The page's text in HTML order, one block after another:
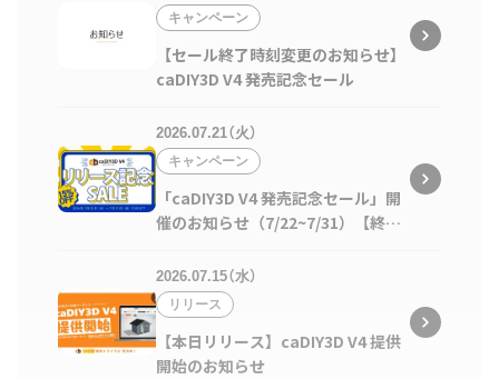
キャンペーン
【セール終了時刻変更のお知らせ】
caDIY3D V4 発売記念セール
2026.07.21（火）
キャンペーン
「caDIY3D V4 発売記念セール」開
催のお知らせ（7/22~7/31）【終了
2026.07.15（水）
リリース
【本日リリース】caDIY3D V4 提供
開始のお知らせ